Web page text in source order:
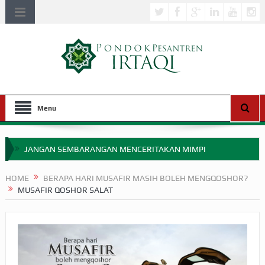
Menu
JANGAN SEMBARANGAN MENCERITAKAN MIMPI
MIMPI YANG DIABAIKAN MENJELANG PERANG BADAR
SEBELUM TIBA SAAT WAJIB?
HAKIKAT NIKMAT DI DUNIA!
HOME
BERAPA HARI MUSAFIR MASIH BOLEH MENGQOSHOR?
MUSAFIR QOSHOR SALAT